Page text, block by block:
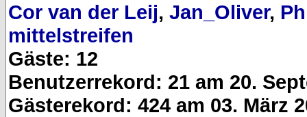
Cor van der Leij, Jan_Oliver,
mittelstreifen
Gäste: 12
Benutzerrekord: 21 am 20.
Gästerekord: 424 am 03. März